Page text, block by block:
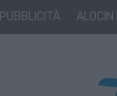
PUBBLICITÀ ALOCIN